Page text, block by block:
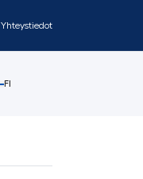
Yhteystiedot
FI